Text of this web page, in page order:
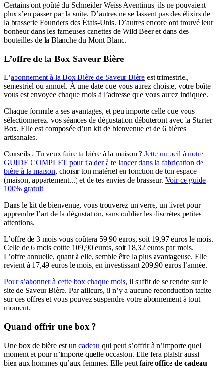
Certains ont goûté du Schneider Weiss Aventinus, ils ne pouvaient
plus s’en passer par la suite. D’autres ne se lassent pas des élixirs de
la brasserie Founders des États-Unis. D’autres encore ont trouvé leur
bonheur dans les fameuses canettes de Wild Beer et dans des
bouteilles de la Blanche du Mont Blanc.
L’offre de la Box Saveur Bière
L’abonnement à la Box Bière de Saveur Bière est trimestriel,
semestriel ou annuel. À une date que vous aurez choisie, votre boîte
vous est envoyée chaque mois à l’adresse que vous aurez indiquée.
Chaque formule a ses avantages, et peu importe celle que vous
sélectionnerez, vos séances de dégustation débuteront avec la Starter
Box. Elle est composée d’un kit de bienvenue et de 6 bières
artisanales.
Conseils : Tu veux faire ta bière à la maison ? Jette un oeil à notre
GUIDE COMPLET pour t'aider à te lancer dans la fabrication de
bière à la maison, choisir ton matériel en fonction de ton espace
(maison, appartement...) et de tes envies de brasseur. Voir ce guide
100% gratuit
Dans le kit de bienvenue, vous trouverez un verre, un livret pour
apprendre l’art de la dégustation, sans oublier les discrètes petites
attentions.
L’offre de 3 mois vous coûtera 59,90 euros, soit 19,97 euros le mois.
Celle de 6 mois coûte 109,90 euros, soit 18,32 euros par mois.
L’offre annuelle, quant à elle, semble être la plus avantageuse. Elle
revient à 17,49 euros le mois, en investissant 209,90 euros l’année.
Pour s’abonner à cette box chaque mois, il suffit de se rendre sur le
site de Saveur Bière. Par ailleurs, il n’y a aucune reconduction tacite
sur ces offres et vous pouvez suspendre votre abonnement à tout
moment.
Quand offrir une box ?
Une box de bière est un cadeau qui peut s’offrir à n’importe quel
moment et pour n’importe quelle occasion. Elle fera plaisir aussi
bien aux hommes qu’aux femmes. Elle peut faire office de cadeau